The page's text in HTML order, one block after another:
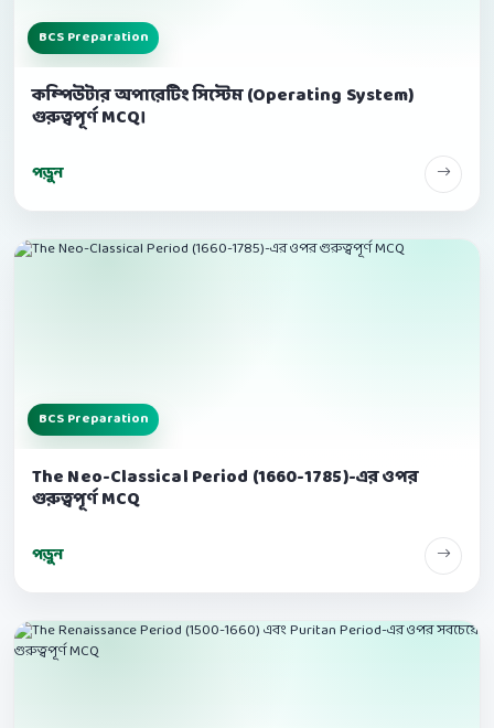
BCS Preparation
কম্পিউটার অপারেটিং সিস্টেম (Operating System)
গুরুত্বপূর্ণ MCQ।
পড়ুন
BCS Preparation
The Neo-Classical Period (1660-1785)-এর ওপর
গুরুত্বপূর্ণ MCQ
পড়ুন